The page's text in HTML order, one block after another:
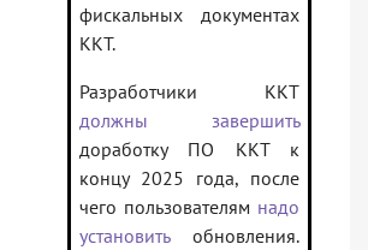
фискальных документах
ККТ.
Разработчики ККТ
должны завершить
доработку ПО ККТ к
концу 2025 года, после
чего пользователям надо
установитьобновления.